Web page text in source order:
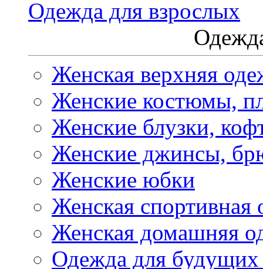
Одежда для взрослых
Женская верхняя
Женские костюмы,
Женские блузки,
Женские джинсы,
Женские юбки
Женская спортивная
Женская домашняя
Одежда для